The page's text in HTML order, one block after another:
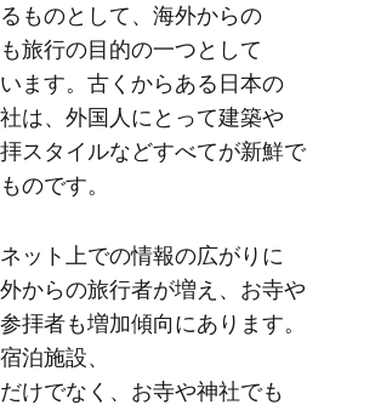
ものと​して、​海外からの​
旅行の​目的の​一つと​して​
ます。​古くから​ある​日本の​
は、​外国人に​とって​建築や​
スタイルなど​すべてが​新鮮で​
のです。
ット上での​情報の​広がりに​
からの​旅行者が​増え、​お寺や​
拝者も​増加傾向に​あります。​
泊施設、​
けでなく、​お寺や​神社でも​